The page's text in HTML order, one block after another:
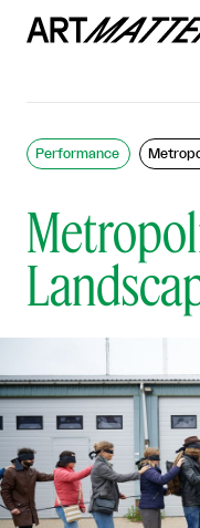
Performance